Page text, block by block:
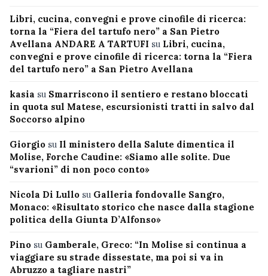
Libri, cucina, convegni e prove cinofile di ricerca:
torna la “Fiera del tartufo nero” a San Pietro
Avellana ANDARE A TARTUFI su Libri, cucina,
convegni e prove cinofile di ricerca: torna la “Fiera
del tartufo nero” a San Pietro Avellana
kasia su Smarriscono il sentiero e restano bloccati
in quota sul Matese, escursionisti tratti in salvo dal
Soccorso alpino
Giorgio su Il ministero della Salute dimentica il
Molise, Forche Caudine: «Siamo alle solite. Due
“svarioni” di non poco conto»
Nicola Di Lullo su Galleria fondovalle Sangro,
Monaco: «Risultato storico che nasce dalla stagione
politica della Giunta D’Alfonso»
Pino su Gamberale, Greco: “In Molise si continua a
viaggiare su strade dissestate, ma poi si va in
Abruzzo a tagliare nastri”